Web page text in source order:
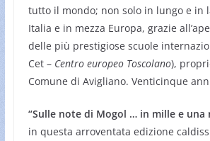
tutto il mondo; non solo in lungo e in
Italia e in mezza Europa, grazie
delle più prestigiose scuole
Cet – Centro europeo Toscolano),
Comune di Avigliano. Venticinque
“Sulle note di Mogol … in mille e una
in questa arroventata edizione